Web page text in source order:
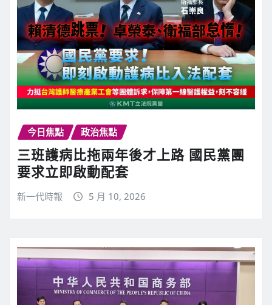
今日焦點 政治焦點
三班護病比拖兩年後才上路 國民黨團
要求立即啟動配套
新一代時報 5 月 10, 2026